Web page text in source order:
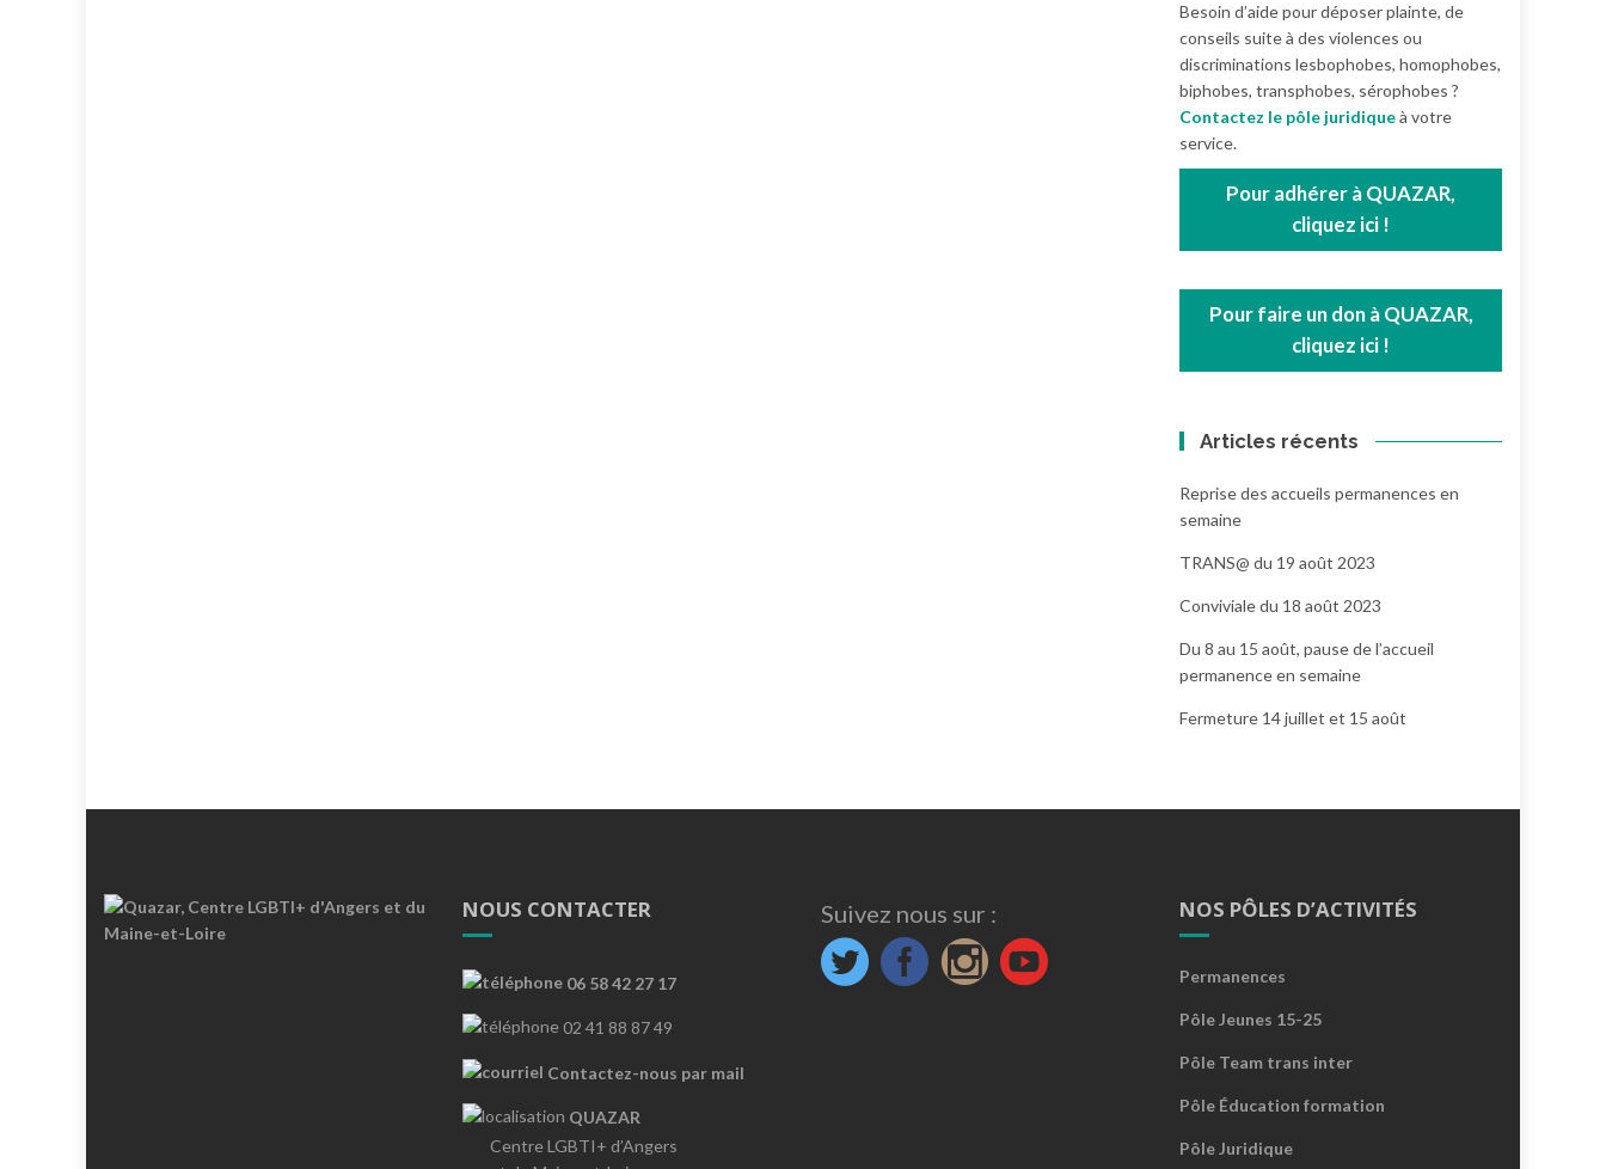
Besoin d’aide pour déposer plainte, de
conseils suite à des violences ou
discriminations lesbophobes, homophobes,
biphobes, transphobes, sérophobes ?
Contactez le pôle juridiqueà votre
service.
Pour adhérer à QUAZAR,
cliquez ici !
Pour faire un don à QUAZAR,
cliquez ici !
Articles récents
Reprise des accueils permanences en
semaine
TRANS@ du 19 août 2023
Conviviale du 18 août 2023
Du 8 au 15 août, pause de l’accueil
permanence en semaine
Fermeture 14 juillet et 15 août
NOUS CONTACTER
06 58 42 27 17
02 41 88 87 49
Contactez-nous par mail
QUAZAR
Centre LGBTI+ d’Angers
Suivez nous sur : NOS PÔLES D’ACTIVITÉS
Permanences
Pôle Jeunes 15-25
Pôle Team trans inter
Pôle Éducation formation
Pôle Juridique